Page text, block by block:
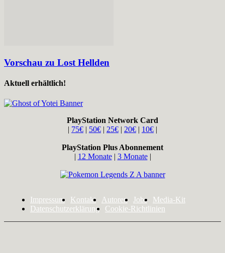
Vorschau zu Lost Hellden
Aktuell erhältlich!
PlayStation Network Card
| 75€ | 50€ | 25€ | 20€ | 10€ |
PlayStation Plus Abonnement
| 12 Monate| 3 Monate|
Impressum Kontakt Autoren Jobs
Media-Kit
Datenschutzerklärung
Cookie-Richtlinien